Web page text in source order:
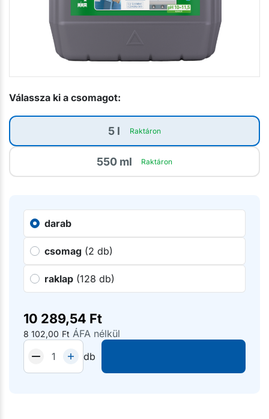
Válassza ki a csomagot:
5 l Raktáron
550 ml Raktáron
darab
csomag (2 db)
raklap (128 db)
10 289,54 Ft
8 102,00 Ft ÁFA nélkül
db